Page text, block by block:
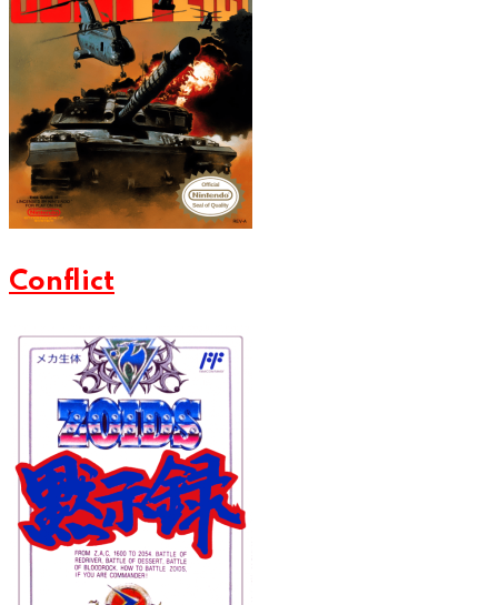
Conflict